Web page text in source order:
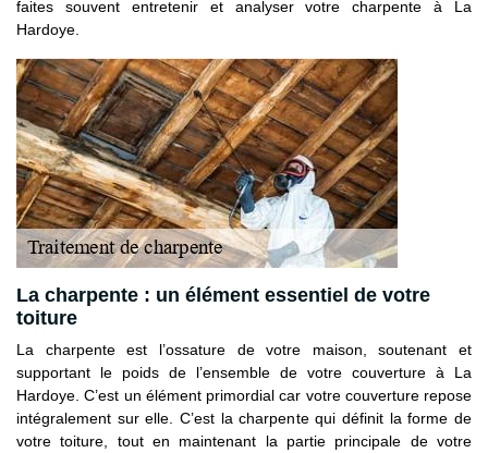
faites souvent entretenir et analyser votre charpente à La
Hardoye.
La charpente : un élément essentiel de votre
toiture
La charpente est l’ossature de votre maison, soutenant et
supportant le poids de l’ensemble de votre couverture à La
Hardoye. C’est un élément primordial car votre couverture repose
intégralement sur elle. C’est la charpente qui définit la forme de
votre toiture, tout en maintenant la partie principale de votre